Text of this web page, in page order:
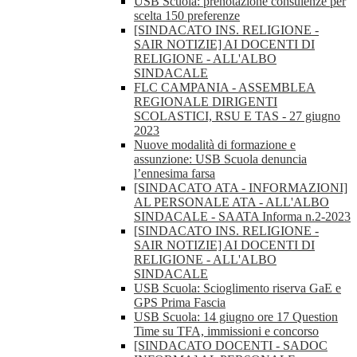
scelta 150 preferenze
[SINDACATO INS. RELIGIONE -
SAIR NOTIZIE] AI DOCENTI DI
RELIGIONE - ALL'ALBO
SINDACALE
FLC CAMPANIA - ASSEMBLEA
REGIONALE DIRIGENTI
SCOLASTICI, RSU E TAS - 27 giugno
2023
Nuove modalità di formazione e
assunzione: USB Scuola denuncia
l’ennesima farsa
[SINDACATO ATA - INFORMAZIONI]
AL PERSONALE ATA - ALL'ALBO
SINDACALE - SAATA Informa n.2-2023
[SINDACATO INS. RELIGIONE -
SAIR NOTIZIE] AI DOCENTI DI
RELIGIONE - ALL'ALBO
SINDACALE
USB Scuola: Scioglimento riserva GaE e
GPS Prima Fascia
USB Scuola: 14 giugno ore 17 Question
Time su TFA, immissioni e concorso
[SINDACATO DOCENTI - SADOC